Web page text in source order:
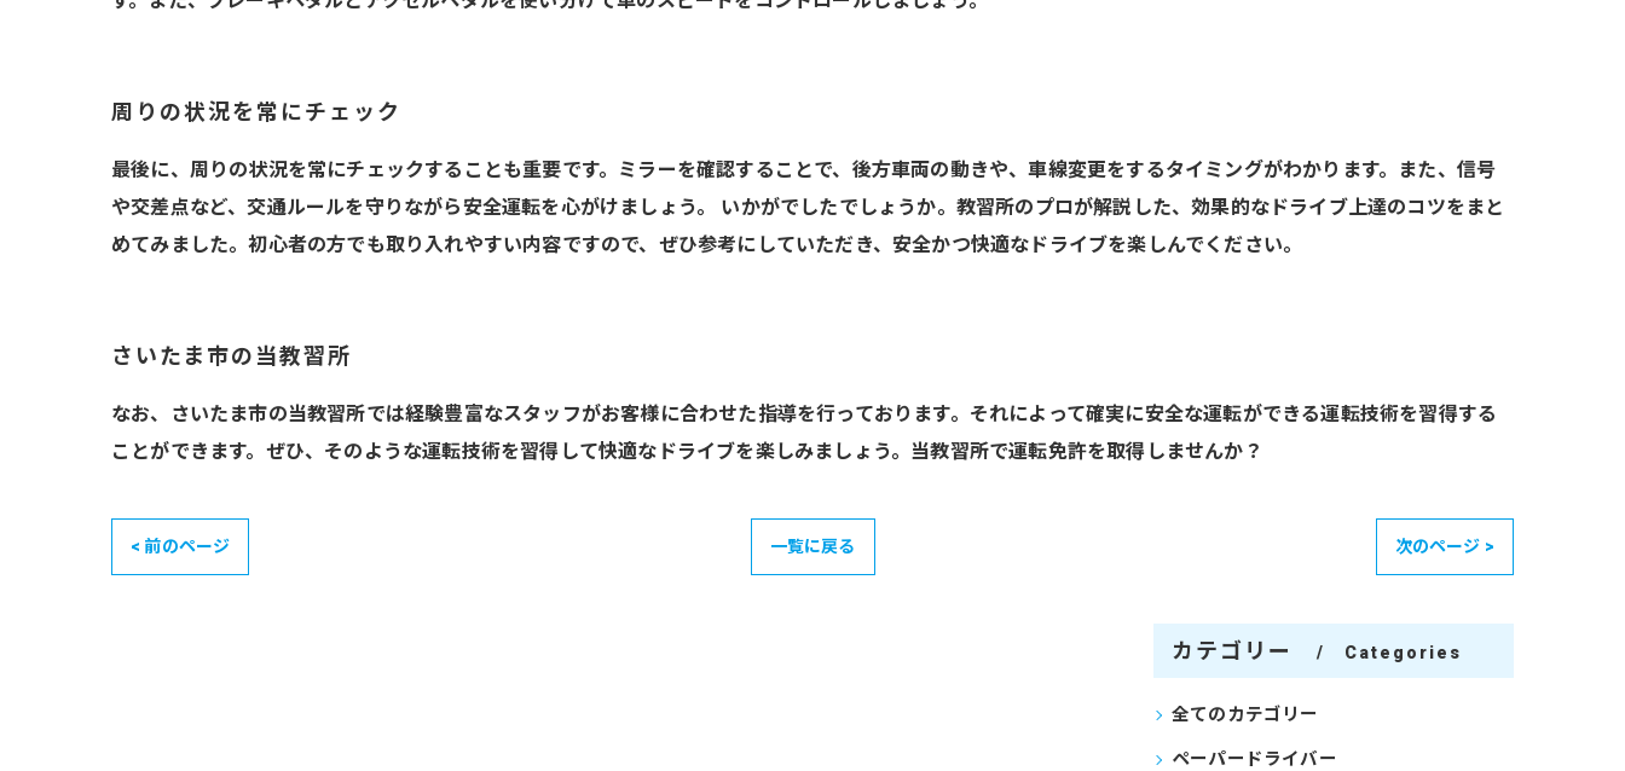
周りの状況を常にチェック
最後に、周りの状況を常にチェックすることも重要です。ミラーを確認することで、後方車両の動きや、車線変更をするタイミングがわかります。また、信号
や交差点など、交通ルールを守りながら安全運転を心がけましょう。 いかがでしたでしょうか。教習所のプロが解説した、効果的なドライブ上達のコツをまと
めてみました。初心者の方でも取り入れやすい内容ですので、ぜひ参考にしていただき、安全かつ快適なドライブを楽しんでください。
さいたま市の当教習所
なお、さいたま市の当教習所では経験豊富なスタッフがお客様に合わせた指導を行っております。それによって確実に安全な運転ができる運転技術を習得する
ことができます。ぜひ、そのような運転技術を習得して快適なドライブを楽しみましょう。当教習所で運転免許を取得しませんか？
< 前のページ 一覧に戻る 次のページ >
カテゴリー Categories
全てのカテゴリー
ペーパードライバー